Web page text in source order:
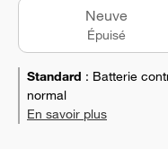
Neuve
Épuisé
Standard : Batterie
normal
En savoir plus